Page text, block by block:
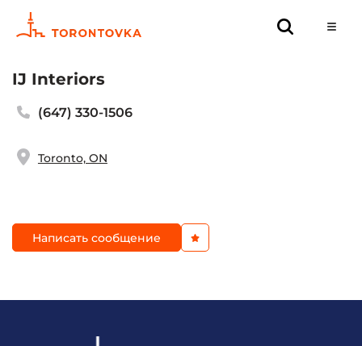
IJ Interiors
(647) 330-1506⁣⁣⠀
Toronto, ON
Написать сообщение